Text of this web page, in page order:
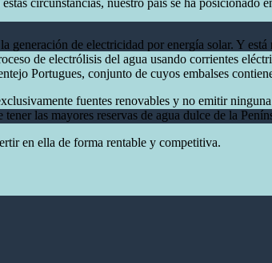
generación de electricidad por energía solar. Y
de electrólisis del agua usando corrientes
Portugues, conjunto de cuyos embalses
fuentes renovables y no emitir
las mayores reservas de agua dulce de la
en ella de forma rentable y competitiva.